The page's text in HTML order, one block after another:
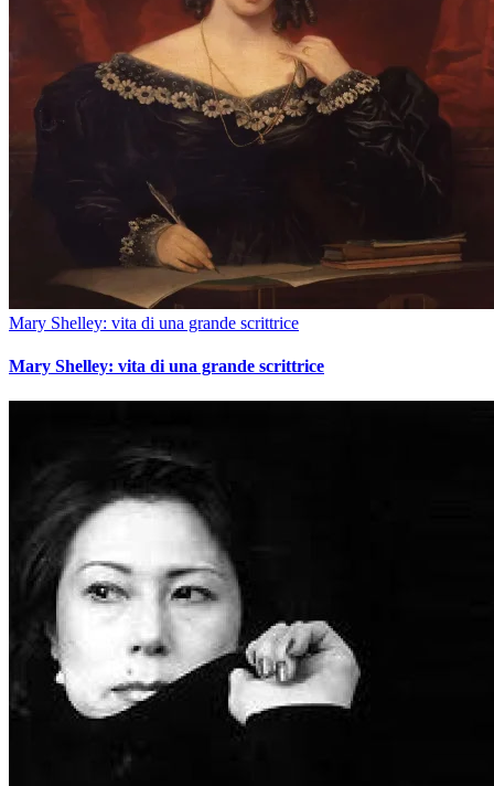
Mary Shelley: vita di una grande scrittrice
Mary Shelley: vita di una grande scrittrice